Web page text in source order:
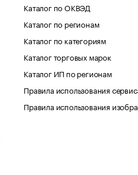
Каталог по ОКВЭД
Каталог по регионам
Каталог по категориям
Каталог торговых марок
Каталог ИП по регионам
Правила использования
Правила использования